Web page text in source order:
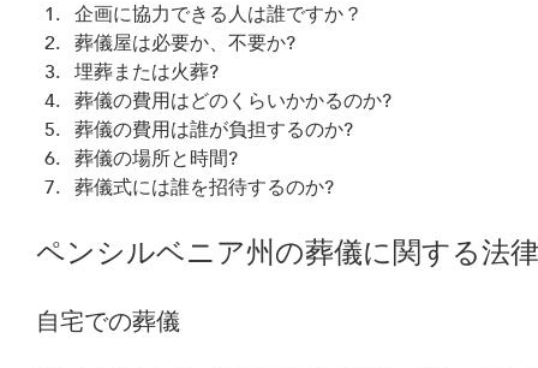
企画に協力できる人は誰ですか？
葬儀屋は必要か、不要か?
埋葬または火葬?
葬儀の費用はどのくらいかかるのか?
葬儀の費用は誰が負担するのか?
葬儀の場所と時間?
葬儀式には誰を招待するのか?
ペンシルベニア州の葬儀に関する法
自宅での葬儀